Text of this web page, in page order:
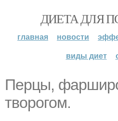
ДИЕТА ДЛЯ
главная новости
виды диет
Перцы,
творогом.